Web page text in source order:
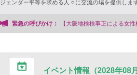
ジェンダー平等を求める人々に交流の場を提供します
緊急の呼びかけ：
【大阪地検検事正による女性検事への
イベント情報（2028年08